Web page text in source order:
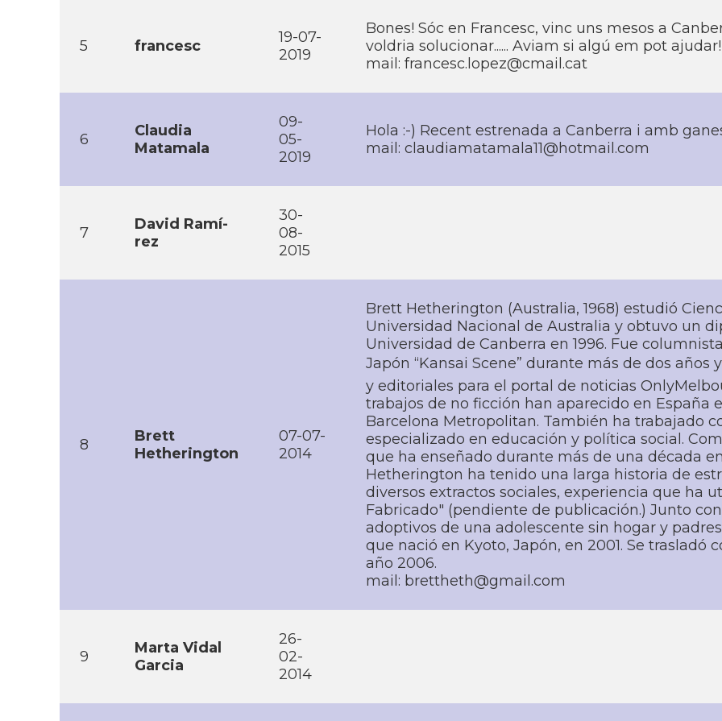
5 francesc
19-07-
2019
Bones! Sóc en Francesc, vinc uns mesos a
voldria solucionar...... Aviam si algú em pot
mail: francesc.lopez@cmail.cat
6
Claudia
Matamala
09-
05-
2019
Hola :-) Recent estrenada a Canberra i amb
mail: claudiamatamala11@hotmail.com
7
David Ramí­
rez
30-
08-
2015
8
Brett
Hetherington
07-07-
2014
Brett Hetherington (Australia, 1968) estudió
Universidad Nacional de Australia y obtuvo un
Universidad de Canberra en 1996. Fue
Japón “Kansai Scene” durante más de dos
y editoriales para el portal de noticias
trabajos de no ficción han aparecido en España
Barcelona Metropolitan. También ha trabajado
especializado en educación y polí­tica social.
que ha enseñado durante más de una década
Hetherington ha tenido una larga historia de
diversos extractos sociales, experiencia que ha
Fabricado" (pendiente de publicación.) Junto
adoptivos de una adolescente sin hogar y
que nació en Kyoto, Japón, en 2001. Se trasladó
año 2006.
mail: brettheth@gmail.com
9
Marta Vidal
Garcia
26-
02-
2014